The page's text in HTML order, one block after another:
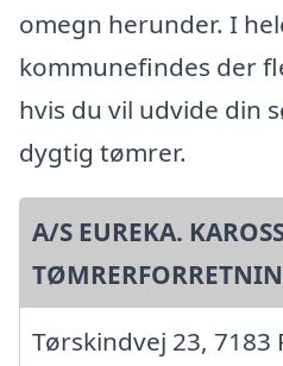
omegn herunder. I
kommunefindes der
hvis du vil udvide din
dygtig tømrer.
A/S EUREKA.
Tørskindvej 23, 7183